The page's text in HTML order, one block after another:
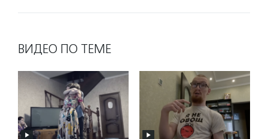
ВИДЕО ПО ТЕМЕ